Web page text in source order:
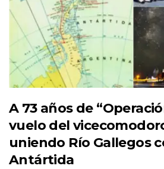
A 73 años de
vuelo del
uniendo Río Gallegos
Antártida